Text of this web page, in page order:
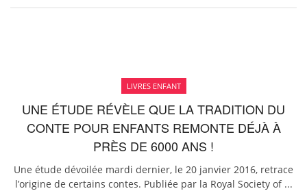
LIVRES ENFANT
UNE ÉTUDE RÉVÈLE QUE LA TRADITION DU
CONTE POUR ENFANTS REMONTE DÉJÀ À
PRÈS DE 6000 ANS !
Une étude dévoilée mardi dernier, le 20 janvier 2016, retrace
l’origine de certains contes. Publiée par la Royal Society of ...